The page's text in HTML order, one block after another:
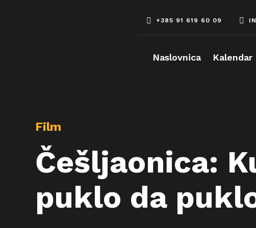
+385 91 619 60 09
Naslovnica Kalendar
Film
Češljaonica:
puklo da